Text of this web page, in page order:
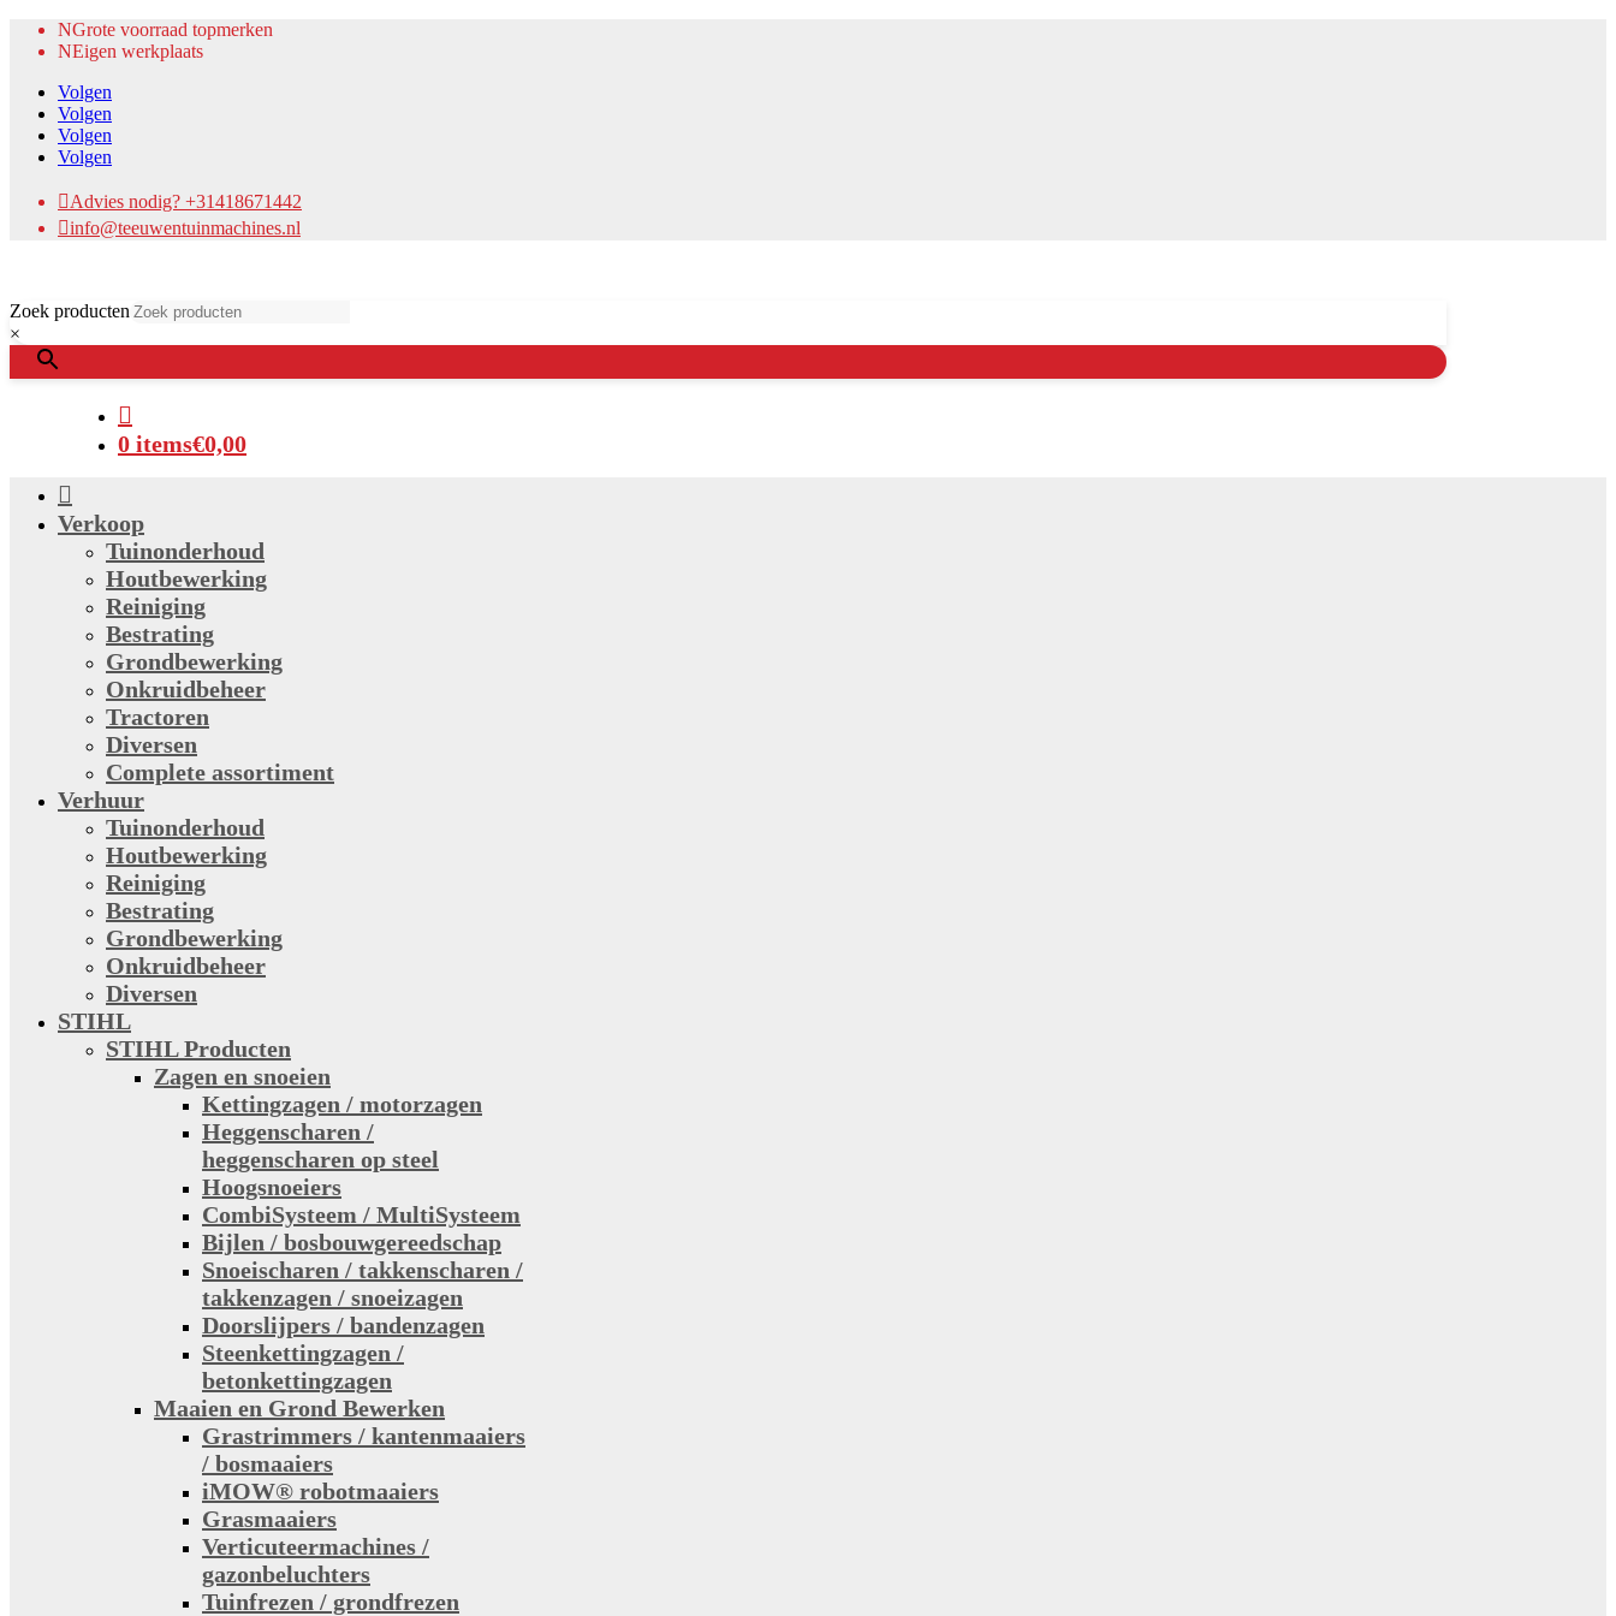
NGrote voorraad topmerken
NEigen werkplaats
Volgen
Volgen
Volgen
Volgen
Advies nodig? +31418671442
info@teeuwentuinmachines.nl
Zoek producten
×

0 items€0,00

Verkoop
Tuinonderhoud
Houtbewerking
Reiniging
Bestrating
Grondbewerking
Onkruidbeheer
Tractoren
Diversen
Complete assortiment
Verhuur
Tuinonderhoud
Houtbewerking
Reiniging
Bestrating
Grondbewerking
Onkruidbeheer
Diversen
STIHL
STIHL Producten
Zagen en snoeien
Kettingzagen / motorzagen
Heggenscharen /
heggenscharen op steel
Hoogsnoeiers
CombiSysteem / MultiSysteem
Bijlen / bosbouwgereedschap
Snoeischaren / takkenscharen /
takkenzagen / snoeizagen
Doorslijpers / bandenzagen
Steenkettingzagen /
betonkettingzagen
Maaien en Grond Bewerken
Grastrimmers / kantenmaaiers
/ bosmaaiers
iMOW® robotmaaiers
Grasmaaiers
Verticuteermachines /
gazonbeluchters
Tuinfrezen / grondfrezen